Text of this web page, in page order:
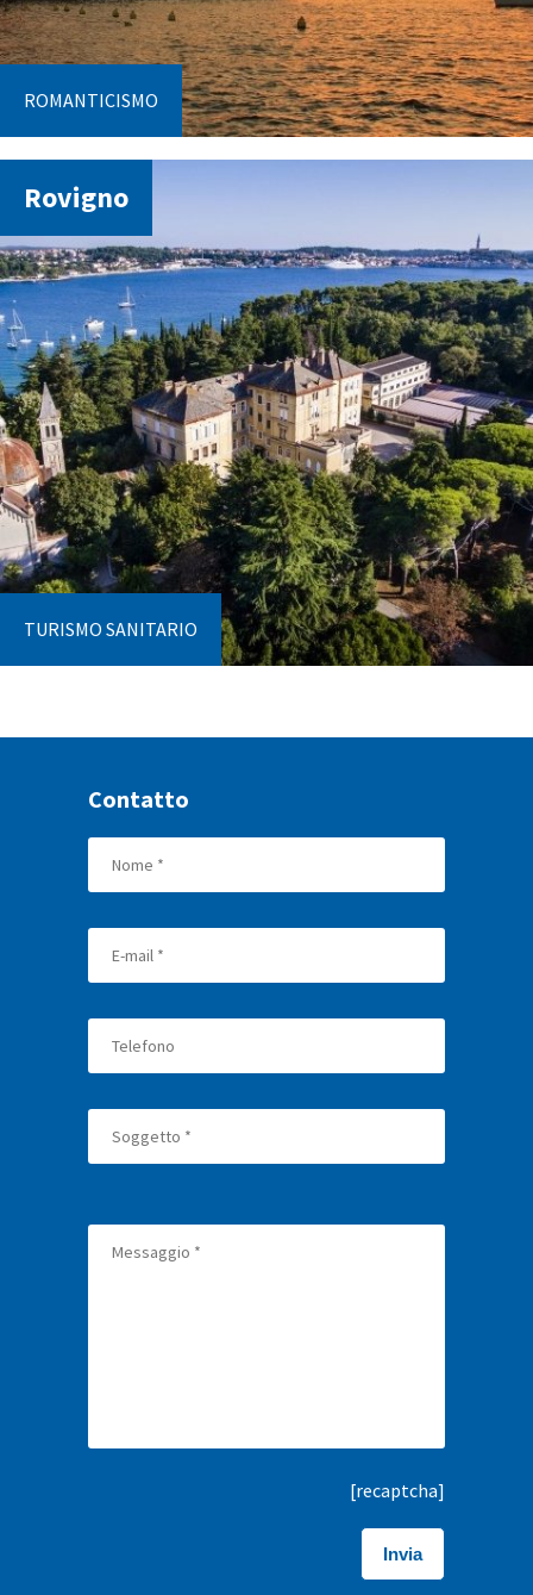
ROMANTICISMO
Rovigno
TURISMO SANITARIO
Contatto
[recaptcha]